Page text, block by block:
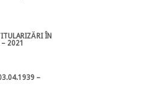
ÎN
2021
–